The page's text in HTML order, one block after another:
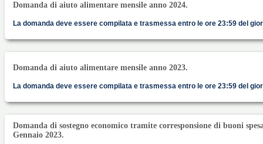
Domanda di aiuto alimentare mensile anno 2024.
La domanda deve essere compilata e trasmessa entro le ore 23:59 del
Domanda di aiuto alimentare mensile anno 2023.
La domanda deve essere compilata e trasmessa entro le ore 23:59 del
Domanda di sostegno economico tramite corresponsione di buoni
Gennaio 2023.